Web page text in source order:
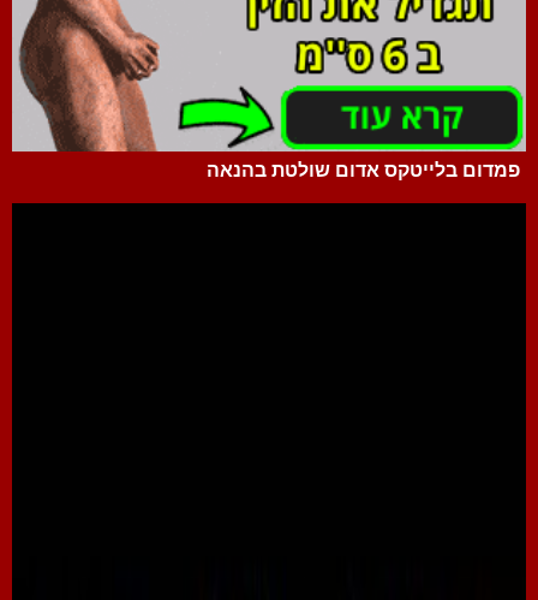
פמדום בלייטקס אדום שולטת בהנאה